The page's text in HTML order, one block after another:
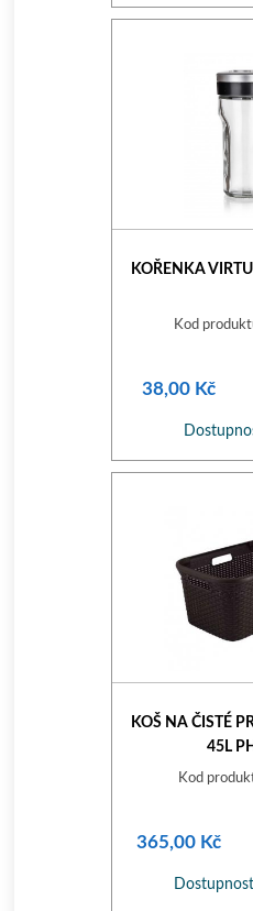
KOŘENKA
Kod
38,00 Kč
KOŠ NA ČISTÉ
45L
Kod
365,00 Kč